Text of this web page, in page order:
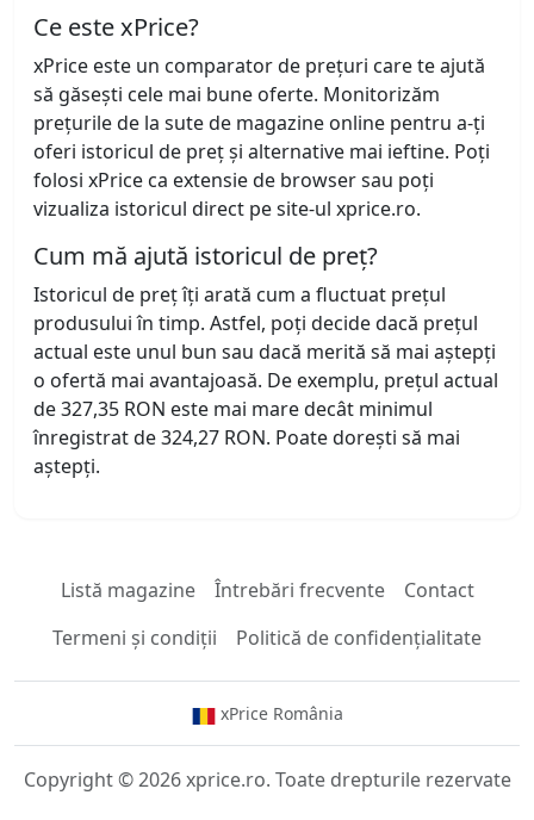
Ce este xPrice?
xPrice este un comparator de prețuri care te ajută
să găsești cele mai bune oferte. Monitorizăm
prețurile de la sute de magazine online pentru a-ți
oferi istoricul de preț și alternative mai ieftine. Poți
folosi xPrice ca extensie de browser sau poți
vizualiza istoricul direct pe site-ul xprice.ro.
Cum mă ajută istoricul de preț?
Istoricul de preț îți arată cum a fluctuat prețul
produsului în timp. Astfel, poți decide dacă prețul
actual este unul bun sau dacă merită să mai aștepți
o ofertă mai avantajoasă. De exemplu, prețul actual
de 327,35 RON este mai mare decât minimul
înregistrat de 324,27 RON. Poate dorești să mai
aștepți.
Listă magazine Întrebări frecvente
Contact
Termeni și condiții
Politică de confidențialitate
xPrice România
Copyright © 2026 xprice.ro. Toate drepturile rezervate